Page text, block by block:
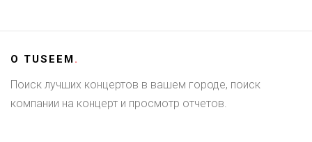
О TUSEEM.
Поиск лучших концертов в вашем городе, поиск
компании на концерт и просмотр отчетов.